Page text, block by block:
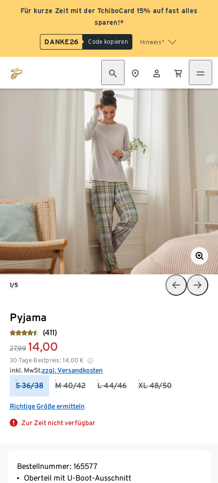
Für kurze Zeit mit der TchiboCard 15% auf fast alles
sparen!*
DANKE26 Code kopieren Hinweis*
Pyjama
(411)
27,99 14,00
30-Tage-Bestpreis: 14,00 €
inkl. MwSt.zzgl. Versandkosten
S 36/38 M 40/42 L 44/46 XL 48/50
Richtige Größe ermitteln
Zur Zeit nicht verfügbar
1/5
Bestellnummer: 165577
Oberteil mit U-Boot-Ausschnitt